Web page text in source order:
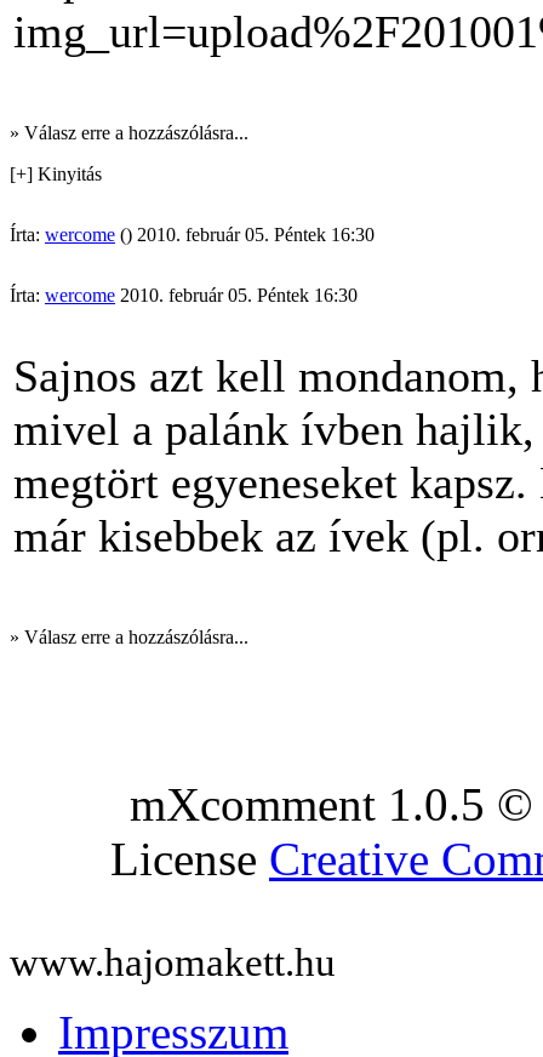
» Válasz erre a hozzászólásra...
[+] Kinyitás
Írta: wercome () 2010. február 05. Péntek 16:30
Írta: wercome 2010. február 05. Péntek 16:30
Sajnos azt kell mondanom,
mivel a palánk ívben hajlik,
megtört egyeneseket
már kisebbek az ívek (pl.
» Válasz erre a hozzászólásra...
mXcomment 1.0.5
License Creative
www.hajomakett.hu
Impresszum